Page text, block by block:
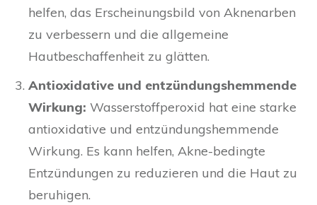
helfen, das Erscheinungsbild von Aknenarben
zu verbessern und die allgemeine
Hautbeschaffenheit zu glätten.
Antioxidative und entzündungshemmende
Wirkung: Wasserstoffperoxid hat eine starke
antioxidative und entzündungshemmende
Wirkung. Es kann helfen, Akne-bedingte
Entzündungen zu reduzieren und die Haut zu
beruhigen.